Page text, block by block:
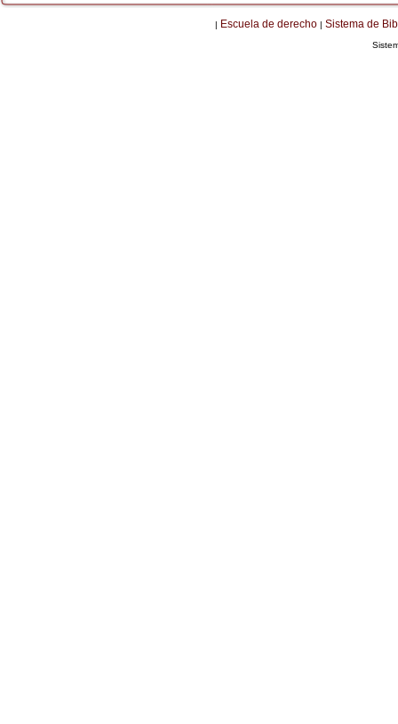
| Escuela de derecho | Sistema de